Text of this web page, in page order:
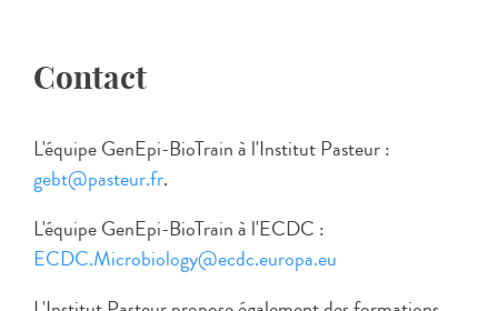
Contact
L'équipe GenEpi-BioTrain à l'Institut Pasteur :
gebt@pasteur.fr.
L'équipe GenEpi-BioTrain à l'ECDC :
ECDC.Microbiology@ecdc.europa.eu